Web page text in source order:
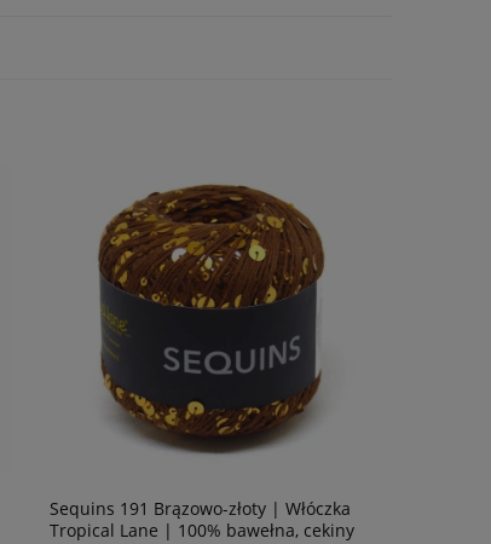
Sequins 191 Brązowo-złoty | Włóczka
Tropical Lane | 100% bawełna, cekiny